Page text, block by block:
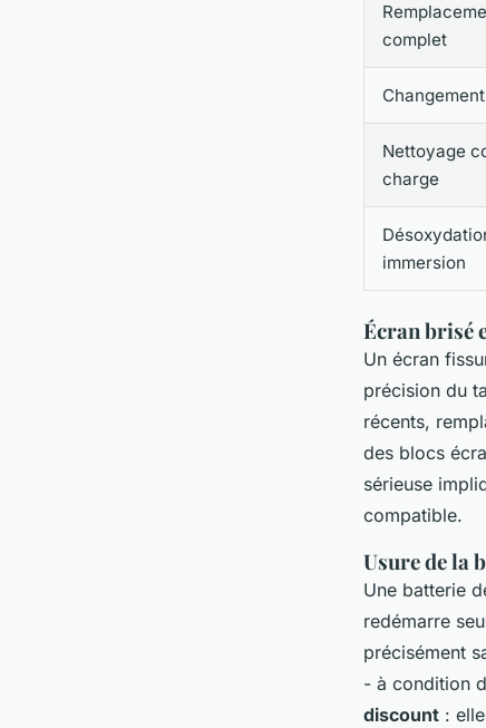
complet
Nettoyage
charge
immersion
Écran brisé
Un écran
précision du
récents,
des blocs
sérieuse
compatible.
Usure de la
Une batterie
redémarre
précisément
- à condition
discount :